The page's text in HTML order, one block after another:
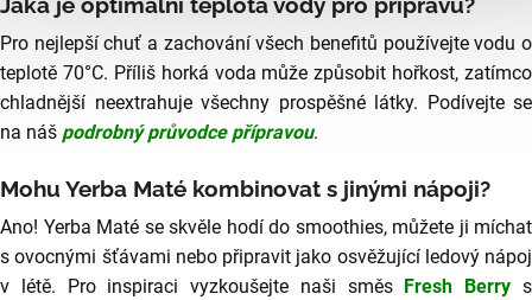
Pro nejlepší chuť a zachování všech benefitů používejte vodu o
teplotě 70°C. Příliš horká voda může způsobit hořkost, zatímco
chladnější neextrahuje všechny prospěšné látky. Podívejte se
na náš podrobný průvodce přípravou.
Mohu Yerba Maté kombinovat s jinými nápoji?
Ano! Yerba Maté se skvěle hodí do smoothies, můžete ji míchat
s ovocnými šťávami nebo připravit jako osvěžující ledový nápoj
v létě. Pro inspiraci vyzkoušejte naši směs
Fresh Berry s